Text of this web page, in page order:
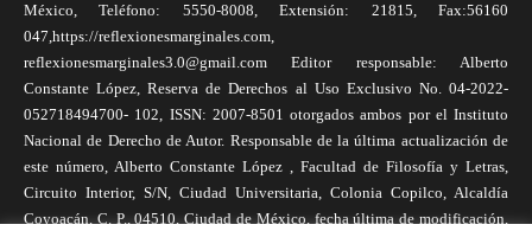
México, Teléfono: 5550-8008, Extensión: 21815, Fax:56160
047,https://reflexionesmarginales.com,
reflexionesmarginales3.0@gmail.com Editor responsable: Alberto
Constante López, Reserva de Derechos al Uso Exclusivo No. 04-2022-
052718494700- 102, ISSN: 2007-8501 otorgados ambos por el Instituto
Nacional de Derecho de Autor. Responsable de la última actualización de
este número, Alberto Constante López , Facultad de Filosofía y Letras,
Circuito Interior, S/N, Ciudad Universitaria, Colonia Copilco, Alcaldía
Coyoacán, C. P., 04510, Ciudad de México, fecha última de modificación,